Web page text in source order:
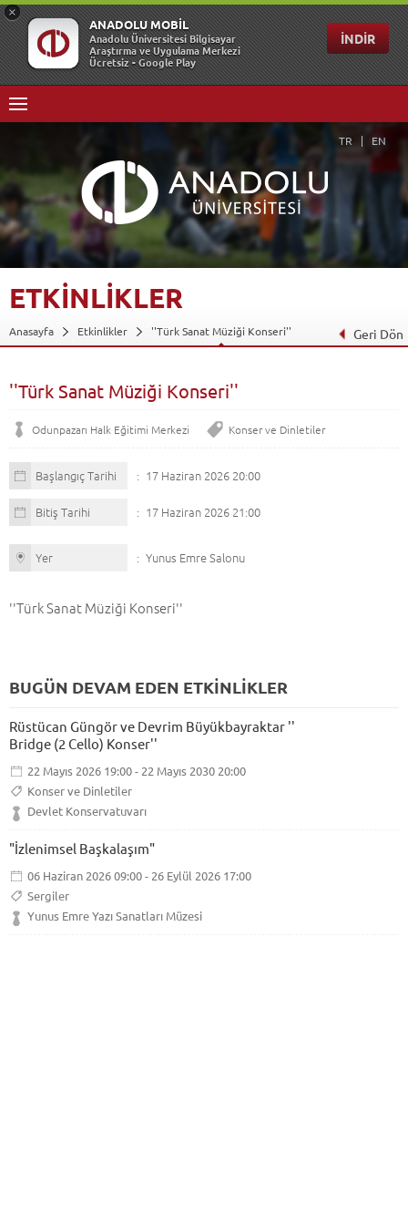
TR EN
ETKİNLİKLER
Anasayfa Etkinlikler ''Türk Sanat Müziği Konseri'' Geri Dön
''Türk Sanat Müziği Konseri''
Odunpazarı Halk Eğitimi Merkezi Konser ve Dinletiler
Başlangıç Tarihi 17 Haziran 2026 20:00
Bitiş Tarihi 17 Haziran 2026 21:00
Yer Yunus Emre Salonu
''Türk Sanat Müziği Konseri''
BUGÜN DEVAM EDEN ETKİNLİKLER
Rüstücan Güngör ve Devrim Büyükbayraktar ''
Bridge (2 Cello) Konser''
22 Mayıs 2026 19:00 - 22 Mayıs 2030 20:00
Konser ve Dinletiler
Devlet Konservatuvarı
"İzlenimsel Başkalaşım"
06 Haziran 2026 09:00 - 26 Eylül 2026 17:00
Sergiler
Yunus Emre Yazı Sanatları Müzesi